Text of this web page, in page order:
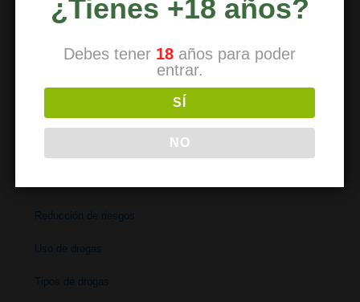
Horarios
Dirección
Reducción de riesgos
Uso de drogas
Tipos de drogas
¿Tienes +18 años?
Debes tener 18 años para poder
entrar.
SÍ
NO